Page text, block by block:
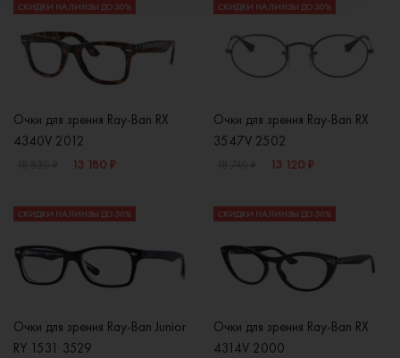
СКИДКИ НА ЛИНЗЫ ДО 30%
Очки для зрения Ray-Ban RX
4340V 2012
13 180 ₽
СКИДКИ НА ЛИНЗЫ ДО 30%
Очки для зрения Ray-Ban RX
3547V 2502
13 120 ₽
СКИДКИ НА ЛИНЗЫ ДО 30%
Очки для зрения Ray-Ban Junior
RY 1531 3529
СКИДКИ НА ЛИНЗЫ ДО 30%
Очки для зрения Ray-Ban RX
4314V 2000